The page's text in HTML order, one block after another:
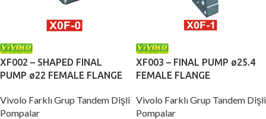
XF002 – SHAPED FINAL
PUMP ø22 FEMALE FLANGE
Vivolo Farklı Grup Tandem Dişli
Pompalar
XF003 – FINAL PUMP ø25.4
FEMALE FLANGE
Vivolo Farklı Grup Tandem Dişli
Pompalar